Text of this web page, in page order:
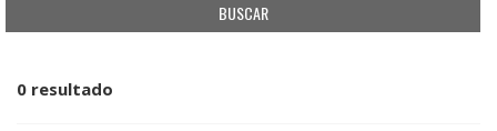
0 resultado